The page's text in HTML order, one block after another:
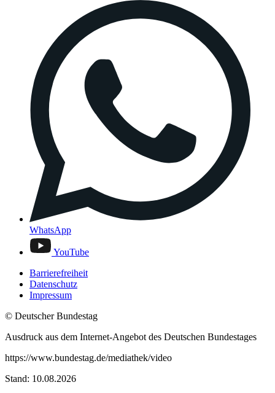
WhatsApp
YouTube
Barrierefreiheit
Datenschutz
Impressum
© Deutscher Bundestag
Ausdruck aus dem Internet-Angebot des Deutschen Bundestages
https://www.bundestag.de/mediathek/video
Stand: 10.08.2026